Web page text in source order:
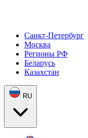
Санкт-Петербург
Москва
Регионы РФ
Беларусь
Казахстан
RU